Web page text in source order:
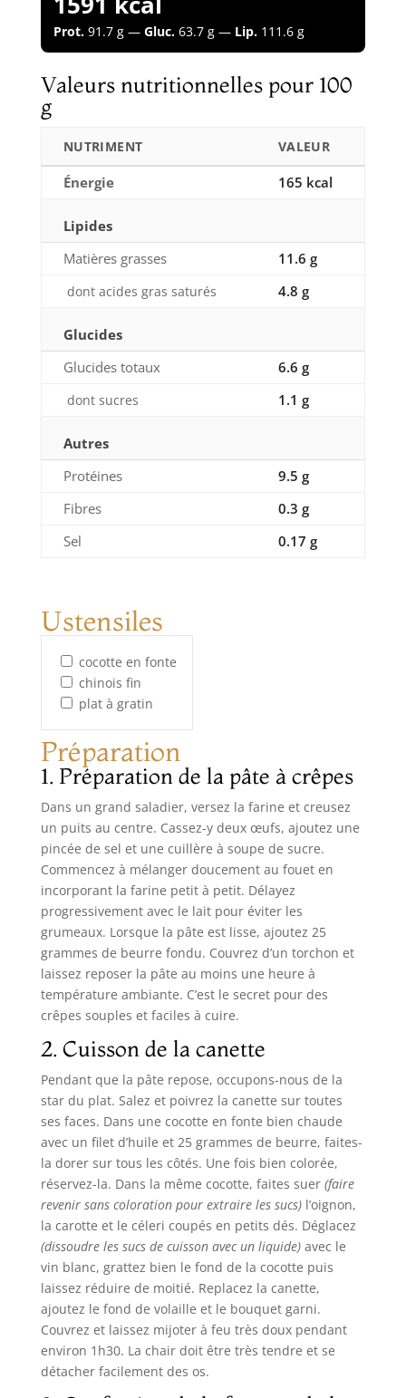
Prot.91.7 g — Gluc.63.7 g — Lip.111.6 g
Valeurs nutritionnelles pour 100
g
NUTRIMENT VALEUR
Énergie 165 kcal
Lipides
Matières grasses
11.6 g
dont acides gras saturés 4.8 g
Glucides
Glucides totaux
6.6 g
dont sucres 1.1 g
Autres
Protéines
9.5 g
Fibres
0.3 g
Sel
0.17 g
Ustensiles
cocotte en fonte
chinois fin
plat à gratin
Préparation
1. Préparation de la pâte à crêpes
Dans un grand saladier, versez la farine et creusez
un puits au centre. Cassez-y deux œufs, ajoutez une
pincée de sel et une cuillère à soupe de sucre.
Commencez à mélanger doucement au fouet en
incorporant la farine petit à petit. Délayez
progressivement avec le lait pour éviter les
grumeaux. Lorsque la pâte est lisse, ajoutez 25
grammes de beurre fondu. Couvrez d’un torchon et
laissez reposer la pâte au moins une heure à
température ambiante. C’est le secret pour des
crêpes souples et faciles à cuire.
2. Cuisson de la canette
Pendant que la pâte repose, occupons-nous de la
star du plat. Salez et poivrez la canette sur toutes
ses faces. Dans une cocotte en fonte bien chaude
avec un filet d’huile et 25 grammes de beurre, faites-
la dorer sur tous les côtés. Une fois bien colorée,
réservez-la. Dans la même cocotte, faites suer (faire
revenir sans coloration pour extraire les sucs)l’oignon,
la carotte et le céleri coupés en petits dés. Déglacez
(dissoudre les sucs de cuisson avec un liquide)avec le
vin blanc, grattez bien le fond de la cocotte puis
laissez réduire de moitié. Replacez la canette,
ajoutez le fond de volaille et le bouquet garni.
Couvrez et laissez mijoter à feu très doux pendant
environ 1h30. La chair doit être très tendre et se
détacher facilement des os.